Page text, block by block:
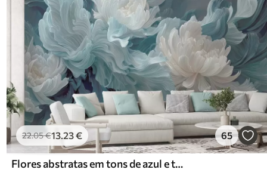
22.05€13.23€ 65
Flores abstratas em tons de azul e turquesa